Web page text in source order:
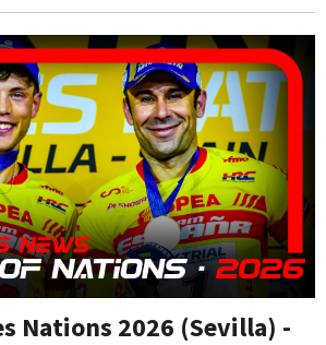
Nations 2026 (Sevilla) -